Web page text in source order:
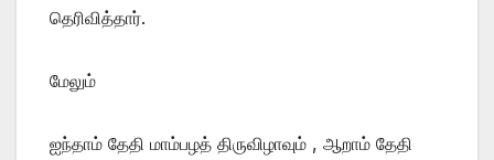
தெரிவித்தார்.
மேலும்
ஐந்தாம் தேதி மாம்பழத் திருவிழாவும் , ஆறாம் தேதி